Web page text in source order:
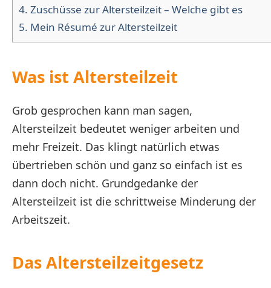
4. Zuschüsse zur Altersteilzeit – Welche gibt es
5. Mein Résumé zur Altersteilzeit
Was ist Altersteilzeit
Grob gesprochen kann man sagen,
Altersteilzeit bedeutet weniger arbeiten und
mehr Freizeit. Das klingt natürlich etwas
übertrieben schön und ganz so einfach ist es
dann doch nicht. Grundgedanke der
Altersteilzeit ist die schrittweise Minderung der
Arbeitszeit.
Das Altersteilzeitgesetz